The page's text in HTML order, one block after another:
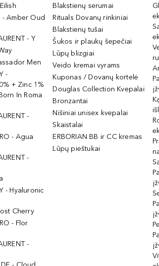
- Amber Oud
- Y
Men
-
+ Zinc 1%
In Roma
-
- Agua
-
- Hyaluronic
Cherry
- Flor
-
Blakstienų serumai
Rituals Dovanų rinkiniai
Blakstienų tušai
Šukos ir plaukų šepečiai
Lūpų blizgiai
Veido kremai vyrams
Kuponas / Dovanų kortelė
Douglas Collection Kvepalai
Bronzantai
Nišiniai unisex kvepalai
Skaistalai
ERBORIAN BB ir CC kremas
Lūpų pieštukai